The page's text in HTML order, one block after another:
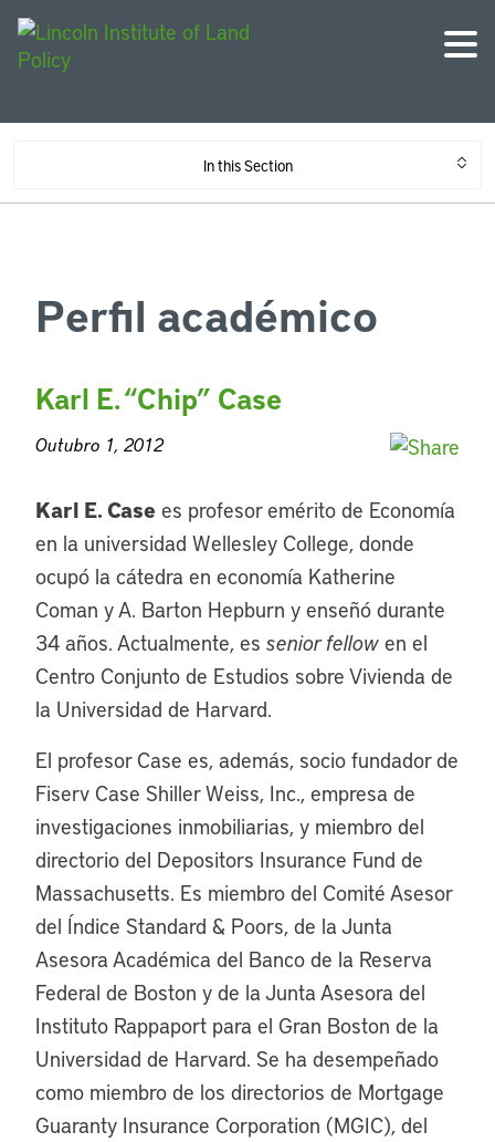
In this Section
Perfil académico
Karl E. “Chip” Case
Outubro 1, 2012
Karl E. Case es profesor emérito de Economía
en la universidad Wellesley College, donde
ocupó la cátedra en economía Katherine
Coman y A. Barton Hepburn y enseñó durante
34 años. Actualmente, es senior fellow en el
Centro Conjunto de Estudios sobre Vivienda de
la Universidad de Harvard.
El profesor Case es, además, socio fundador de
Fiserv Case Shiller Weiss, Inc., empresa de
investigaciones inmobiliarias, y miembro del
directorio del Depositors Insurance Fund de
Massachusetts. Es miembro del Comité Asesor
del Índice Standard & Poors, de la Junta
Asesora Académica del Banco de la Reserva
Federal de Boston y de la Junta Asesora del
Instituto Rappaport para el Gran Boston de la
Universidad de Harvard. Se ha desempeñado
como miembro de los directorios de Mortgage
Guaranty Insurance Corporation (MGIC), del